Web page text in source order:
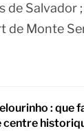
de Salvador ;
de Monte
: que
centre